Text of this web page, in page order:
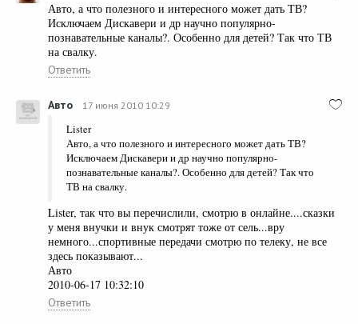
Авто, а что полезного и интересного может дать ТВ?
Исключаем Дискавери и др научно популярно-
познавательные каналы?. Особенно для детей? Так что ТВ
на свалку.
Ответить
Авто 17 июня 2010 10:29
Lister
Авто, а что полезного и интересного может дать ТВ?
Исключаем Дискавери и др научно популярно-
познавательные каналы?. Особенно для детей? Так что
ТВ на свалку.
Lister, так что вы перечислили, смотрю в онлайне....сказки
у меня внучки и внук смотрят тоже от сель...вру
немного...спортивные передачи смотрю по телеку, не все
здесь показывают...
Авто
2010-06-17 10:32:10
Ответить